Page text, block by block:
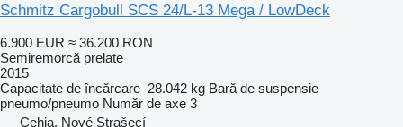
Schmitz Cargobull SCS 24/L-13 Mega / LowDeck
6.900 EUR ≈ 36.200 RON
Semiremorcă prelate
2015
Capacitate de încărcare 28.042 kg Bară de suspensie
pneumo/pneumo Număr de axe 3
Cehia, Nové Strašecí